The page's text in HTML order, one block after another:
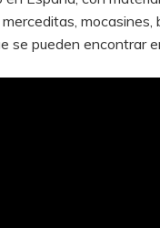
se pueden encontrar